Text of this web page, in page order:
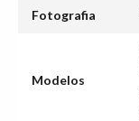
Fotografia
Modelos